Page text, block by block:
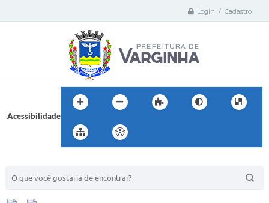
Login / Cadastro
Acessibilidade